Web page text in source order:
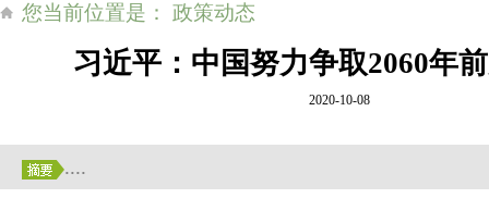
您当前位置是： 政策动态
习近平：中国努力争取2060年
2020-10-08
....